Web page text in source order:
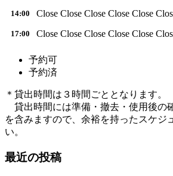
14:00 Close Close Close Close Close
17:00 Close Close Close Close Close
予約可
予約済
＊貸出時間は３時間ごととなります。
貸出時間には準備・撤去・使用後の
を含みますので、余裕を持ったスケジ
い。
最近の投稿